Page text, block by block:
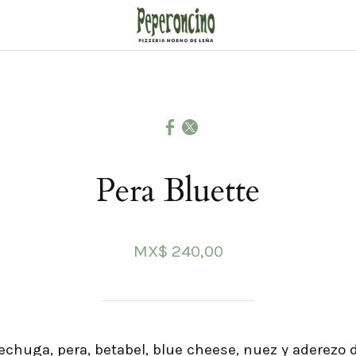
Pera Bluette
MX$ 240,00
pera, betabel, blue cheese, nuez y aderezo